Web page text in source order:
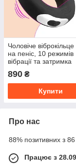
Чоловіче
на пеніс, 10 режимів
вібрації та затримка
890 ₴
Купити
Про нас
88% позитивних з 86
Працює з